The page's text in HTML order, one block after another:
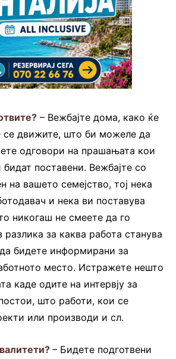
– Вежбајте дома, како ќе
се движите, што би можеле да
одговори на прашањата кои
поставени. Вежбајте со
на вашето семејство, тој нека
и нека ви поставува
никогаш не смеете да го
разлика за каква работа станува
бидете информирани за
место. Истражете нешто
каде одите на интервју за
што работи, кои се
или производи и сл.
– Бидете подготвени